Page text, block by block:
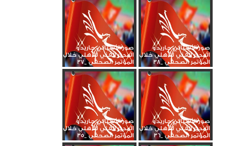
صور الأسباني جاريدو
المدير الفني للأهلي خلال
المؤتمر الصحفي _38
صور الأسباني جاريدو
المدير الفني للأهلي خلال
المؤتمر الصحفي _37
صور الأسباني جاريدو
المدير الفني للأهلي خلال
المؤتمر الصحفي _36
صور الأسباني جاريدو
المدير الفني للأهلي خلال
المؤتمر الصحفي _35